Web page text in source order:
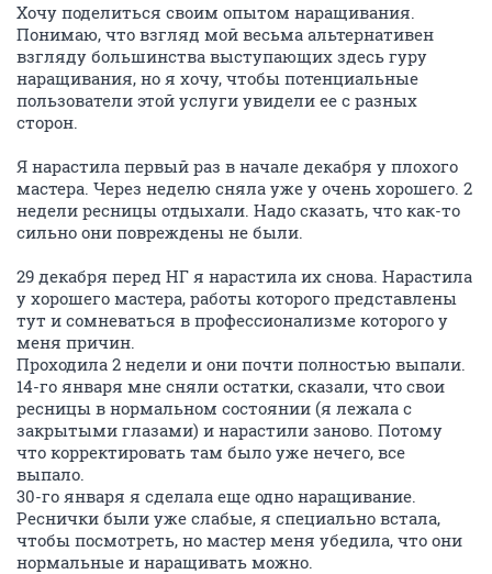
Хочу поделиться своим опытом наращивания.
Понимаю, что взгляд мой весьма альтернативен
взгляду большинства выступающих здесь гуру
наращивания, но я хочу, чтобы потенциальные
пользователи этой услуги увидели ее с разных
сторон.
Я нарастила первый раз в начале декабря у плохого
мастера. Через неделю сняла уже у очень хорошего. 2
недели ресницы отдыхали. Надо сказать, что как-то
сильно они повреждены не были.
29 декабря перед НГ я нарастила их снова. Нарастила
у хорошего мастера, работы которого представлены
тут и сомневаться в профессионализме которого у
меня причин.
Проходила 2 недели и они почти полностью выпали.
14-го января мне сняли остатки, сказали, что свои
ресницы в нормальном состоянии (я лежала с
закрытыми глазами) и нарастили заново. Потому
что корректировать там было уже нечего, все
выпало.
30-го января я сделала еще одно наращивание.
Реснички были уже слабые, я специально встала,
чтобы посмотреть, но мастер меня убедила, что они
нормальные и наращивать можно.